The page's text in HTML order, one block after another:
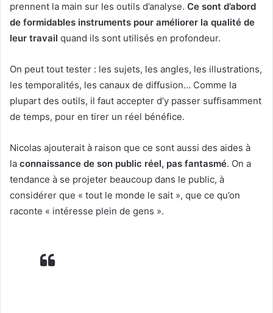
prennent la main sur les outils d’analyse. Ce sont d’abord
de formidables instruments pour améliorer la qualité de
leur travail quand ils sont utilisés en profondeur.
On peut tout tester : les sujets, les angles, les illustrations,
les temporalités, les canaux de diffusion… Comme la
plupart des outils, il faut accepter d’y passer suffisamment
de temps, pour en tirer un réel bénéfice.
Nicolas ajouterait à raison que ce sont aussi des aides à
la connaissance de son public réel, pas fantasmé. On a
tendance à se projeter beaucoup dans le public, à
considérer que « tout le monde le sait », que ce qu’on
raconte « intéresse plein de gens ».